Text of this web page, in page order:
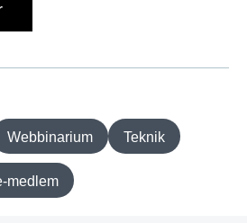
Webbinarium Teknik
medlem